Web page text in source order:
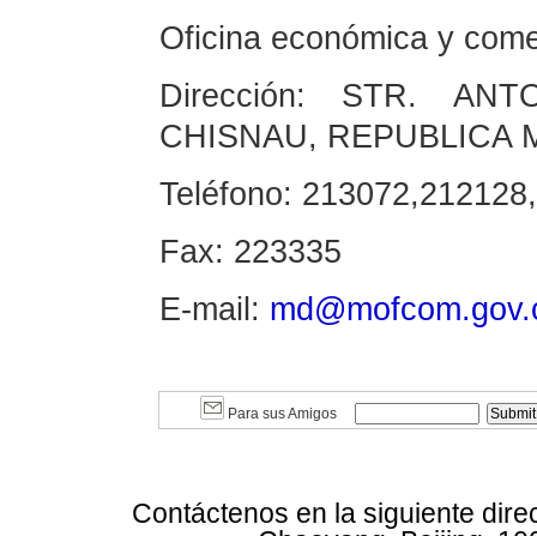
Oficina económica y
Dirección: STR.
CHISNAU, REPUBLICA
Teléfono:
Fax: 223335
E-mail:
Para sus Amigos
Contáctenos en la siguiente